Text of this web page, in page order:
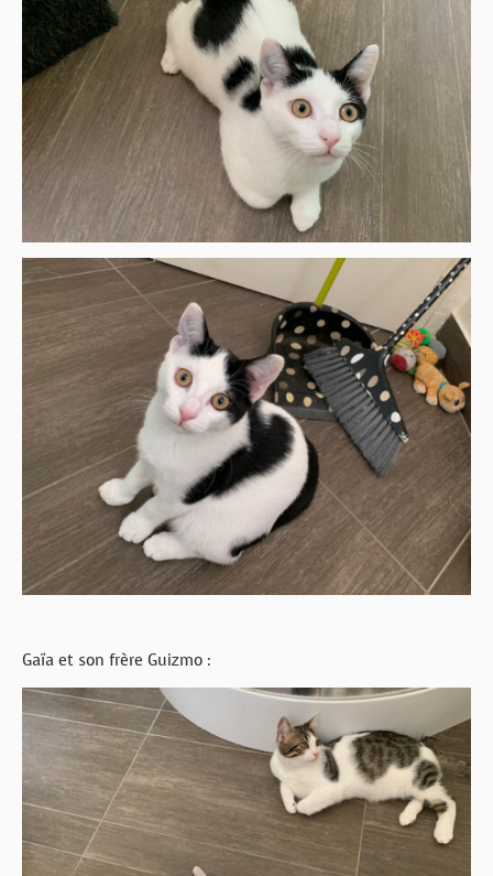
Gaïa et son frère Guizmo :